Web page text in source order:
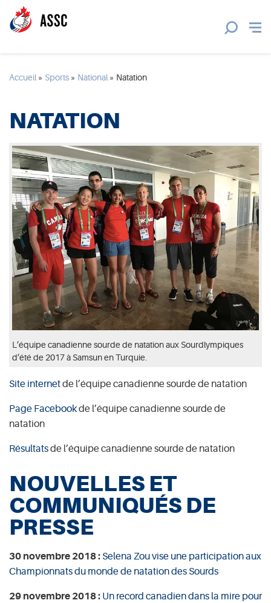
Accueil » Sports » National » Natation
NATATION
L’équipe canadienne sourde de natation aux Sourdlympiques
d’été de 2017 à Samsun en Turquie.
Site internetde l’équipe canadienne sourde de natation
Page Facebookde l’équipe canadienne sourde de
natation
Résultatsde l’équipe canadienne sourde de natation
NOUVELLES ET
COMMUNIQUÉS DE
PRESSE
30 novembre 2018 : Selena Zou vise une participation aux
Championnats du monde de natation des Sourds
29 novembre 2018 : Un record canadien dans la mire pour